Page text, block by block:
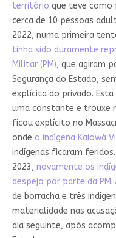
território que teve como
cerca de 10 pessoas
2022, numa primeira
tinha sido duramente
Militar (PM), que agiram
Segurança do Estado,
explícita do privado.
uma constante e trouxe
ficou explícito no
onde o indígena Kaiowá
indígenas ficaram
2023, novamente os
despejo por parte da PM.
de borracha e três
materialidade nas
dia seguinte, após